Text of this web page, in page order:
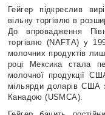
Гейгер підкреслив
вільну торгівлю в
До впровадження
торгівлю (NAFТА) у
молочних продуктів
році Мексика стала
молочної продукції
мільярди доларів
Канадою (USMCA).